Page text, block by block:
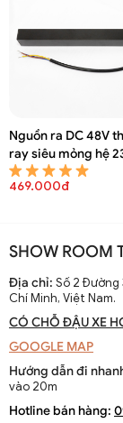
Nguồn ra DC 48V
ray siêu mỏng hệ
PKD 6825A
469.000đ
SHOW ROOM
Địa chỉ: Số 2 Đường
Chí Minh, Việt Nam.
CÓ CHỖ ĐẬU XE
GOOGLE MAP
Hướng dẫn đi
vào 20m
Hotline bán hàng: